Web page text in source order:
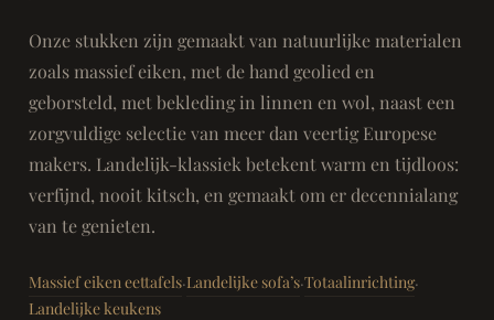
Onze stukken zijn gemaakt van natuurlijke materialen
zoals massief eiken, met de hand geolied en
geborsteld, met bekleding in linnen en wol, naast een
zorgvuldige selectie van meer dan veertig Europese
makers. Landelijk-klassiek betekent warm en tijdloos:
verfijnd, nooit kitsch, en gemaakt om er decennialang
van te genieten.
Massief eiken eettafels·Landelijke sofa’s·Totaalinrichting·
Landelijke keukens